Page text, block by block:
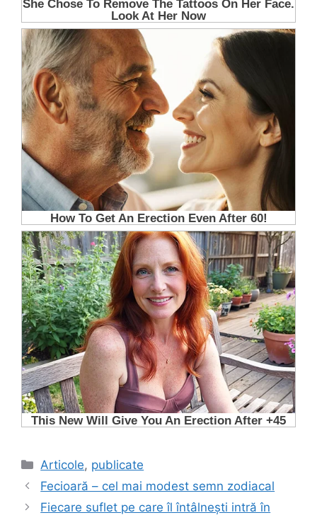
Categorii
Articole, publicate
Fecioară – cel mai modest semn zodiacal
Fiecare suflet pe care îl întâlnești intră în